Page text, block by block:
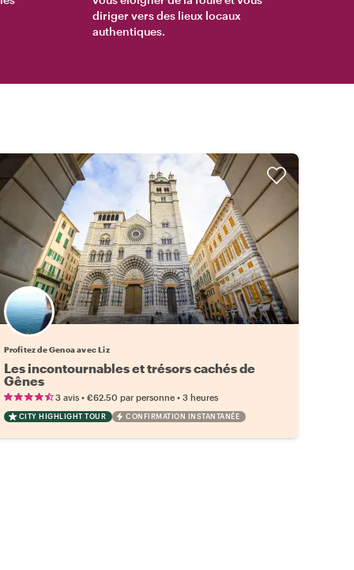
diriger vers des lieux locaux
authentiques.
Profitez de Genoa avec Liz
Les incontournables et trésors cachés de
Gênes
3 avis• €62.50 par personne• 3 heures
CITY HIGHLIGHT TOUR CONFIRMATION INSTANTANÉE